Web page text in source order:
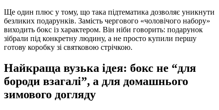
Ще один плюс у тому, що така підтематика дозволяє уникнути
безликих подарунків. Замість чергового «чоловічого набору»
виходить бокс із характером. Він ніби говорить: подарунок
зібрали під конкретну людину, а не просто купили першу
готову коробку зі святковою стрічкою.
Найкраща вузька ідея: бокс не “для
бороди взагалі”, а для домашнього
зимового догляду